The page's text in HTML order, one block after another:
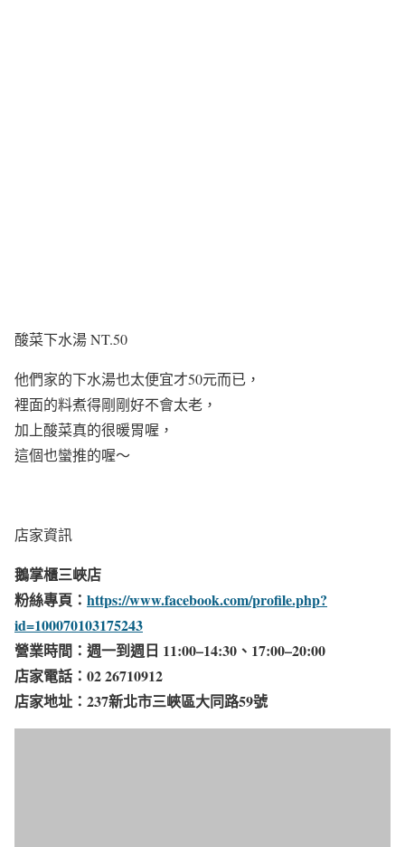
酸菜下水湯 NT.50
他們家的下水湯也太便宜才50元而已，
裡面的料煮得剛剛好不會太老，
加上酸菜真的很暖胃喔，
這個也蠻推的喔～
店家資訊
鵝掌櫃三峽店
粉絲專頁： https://www.facebook.com/profile.php?
id=100070103175243
營業時間：週一到週日 11:00–14:30、17:00–20:00​
店家電話：02 26710912
店家地址：237新北市三峽區大同路59號